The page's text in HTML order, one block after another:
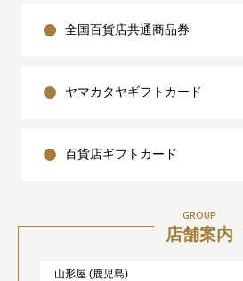
全国百貨店共通商品券
ヤマカタヤギフトカード
百貨店ギフトカード
GROUP
店舗案内
山形屋 (鹿児島)